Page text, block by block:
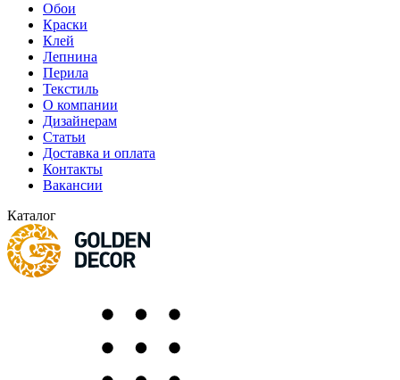
Обои
Краски
Клей
Лепнина
Перила
Текстиль
О компании
Дизайнерам
Статьи
Доставка и оплата
Контакты
Вакансии
Каталог